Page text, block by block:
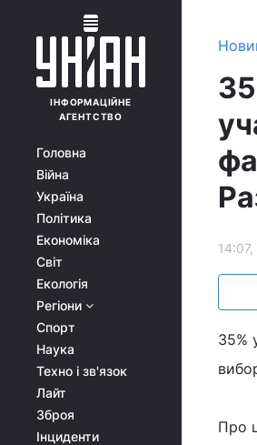
ІНФОРМАЦІЙНЕ
АГЕНТСТВО
Головна
Війна
Україна
Політика
Економіка
Світ
Екологія
Регіони
Спорт
Наука
Техно і зв'язок
Лайт
Зброя
Інциденти
35%
Про